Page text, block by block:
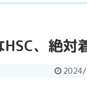
、絶対